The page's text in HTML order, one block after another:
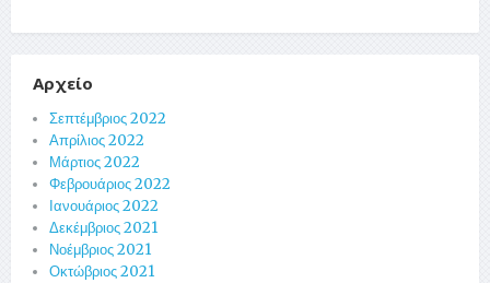
Αρχείο
Σεπτέμβριος 2022
Απρίλιος 2022
Μάρτιος 2022
Φεβρουάριος 2022
Ιανουάριος 2022
Δεκέμβριος 2021
Νοέμβριος 2021
Οκτώβριος 2021